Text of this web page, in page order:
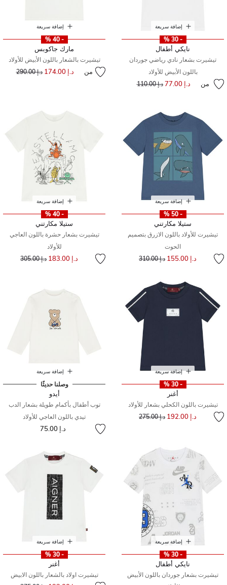
إضافة سريعة
- 30 %
نايكي أطفال
تيشيرت بشعار نادي رياضي جوردان
باللون الأبيض للأولاد
من د.إ 77.00 سعر مخفض مند.إ 110.00
إضافة سريعة
- 40 %
مارك جاكوبس
تيشيرت بالشعار باللون الأبيض للأولاد
من د.إ 174.00 سعر مخفض من
د.إ 290.00 إلى
إضافة سريعة
- 50 %
ستيلا مكارتني
تيشيرت للأولاد باللون الازرق بتصميم
الحوت
د.إ 155.00 سعر مخفض مند.إ 310.00
إضافة سريعة
- 40 %
ستيلا مكارتني
تيشيرت بشعار حشرة باللون العاجي
للأولاد
د.إ 183.00 سعر مخفض من
د.إ 305.00 إلى
إضافة سريعة
- 30 %
أغنر
تيشيرت باللون الكحلي بشعار للأولاد
د.إ 192.00 سعر مخفض مند.إ 275.00
إضافة سريعة
وصلنا حديثًا
أيدو
توب أطفال بأكمام طويلة بشعار الدب
تيدي باللون العاجي للأولاد
د.إ 75.00
إضافة سريعة
- 30 %
نايكي أطفال
تيشيرت بشعار جوردان باللون الأبيض
إضافة سريعة
- 30 %
أغنر
تيشيرت اولاد بالشعار باللون الابيض
سعر مخفض من
إلى